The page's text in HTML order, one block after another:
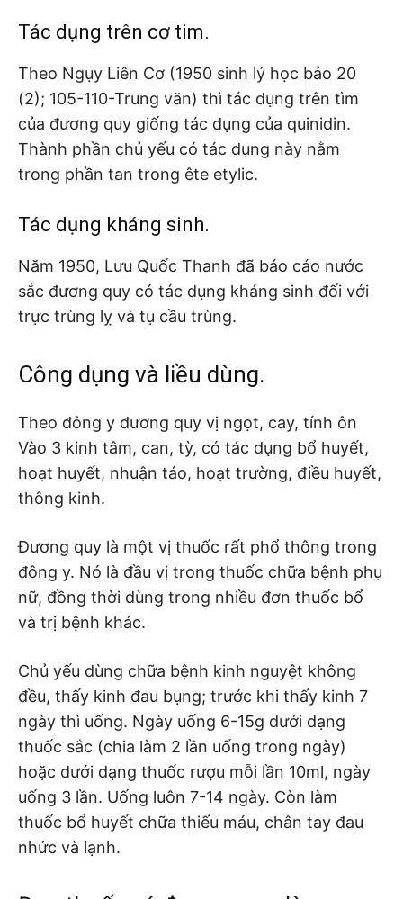
Tác dụng trên cơ tim.
Theo Ngụy Liên Cơ (1950 sinh lý học bảo 20
(2); 105-110-Trung văn) thì tác dụng trên tìm
của đương quy giống tác dụng của quinidin.
Thành phần chủ yếu có tác dụng này nằm
trong phần tan trong ête etylic.
Tác dụng kháng sinh.
Năm 1950, Lưu Quốc Thanh đã báo cáo nước
sắc đương quy có tác dụng kháng sinh đối với
trực trùng lỵ và tụ cầu trùng.
Công dụng và liều dùng.
Theo đông y đương quy vị ngọt, cay, tính ôn
Vào 3 kinh tâm, can, tỳ, có tác dụng bổ huyết,
hoạt huyết, nhuận táo, hoạt trường, điều huyết,
thông kinh.
Đương quy là một vị thuốc rất phổ thông trong
đông y. Nó là đầu vị trong thuốc chữa bệnh phụ
nữ, đồng thời dùng trong nhiều đơn thuốc bổ
và trị bệnh khác.
Chủ yếu dùng chữa bệnh kinh nguyệt không
đều, thấy kinh đau bụng; trước khi thấy kinh 7
ngày thì uống. Ngày uống 6-15g dưới dạng
thuốc sắc (chia làm 2 lần uống trong ngày)
hoặc dưới dạng thuốc rượu mỗi lần 10ml, ngày
uống 3 lần. Uống luôn 7-14 ngày. Còn làm
thuốc bổ huyết chữa thiếu máu, chân tay đau
nhức và lạnh.